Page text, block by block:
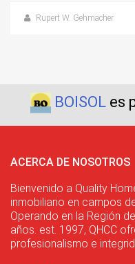
Rupert W. Gehmacher
BOISOLes
ACERCA DE NOSOTROS
Bienvenido a Quality
inmobiliario en campos
Operando en la Región
años. est. 1997, QHCC
profesionalismo e